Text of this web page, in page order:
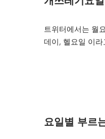
트위터에서는 월
데이, 헬요일 이
요일별 부르